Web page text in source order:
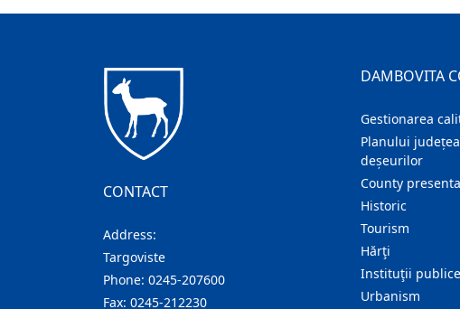
CONTACT
Address:
Targoviste
Phone: 0245-207600
Fax: 0245-212230
DAMBOVITA
Gestionarea
Planului
deșeurilor
County
Historic
Tourism
Hărţi
Instituţii publice
Urbanism